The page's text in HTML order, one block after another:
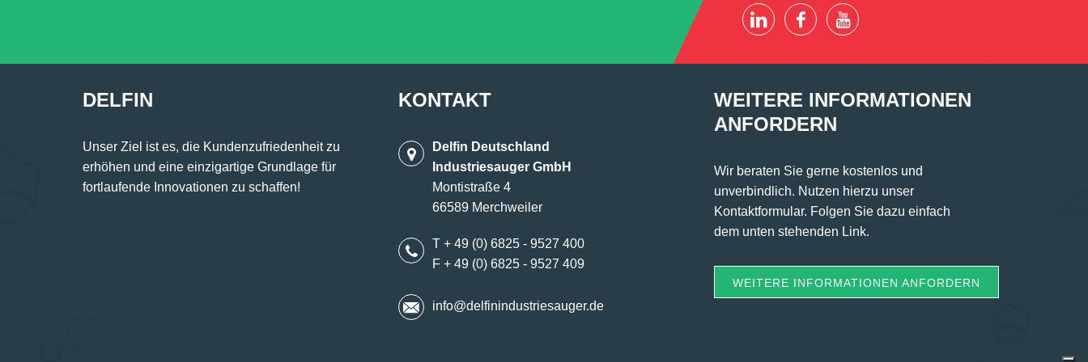
DELFIN
Unser Ziel ist es, die Kundenzufriedenheit zu
erhöhen und eine einzigartige Grundlage für
fortlaufende Innovationen zu schaffen!
KONTAKT
Delfin Deutschland
Industriesauger GmbH
Montistraße 4
66589 Merchweiler
T + 49 (0) 6825 - 9527 400
F + 49 (0) 6825 - 9527 409
info@delfinindustriesauger.de
WEITERE INFORMATIONEN
ANFORDERN
Wir beraten Sie gerne kostenlos und
unverbindlich. Nutzen hierzu unser
Kontaktformular. Folgen Sie dazu einfach
dem unten stehenden Link.
WEITERE INFORMATIONEN ANFORDERN